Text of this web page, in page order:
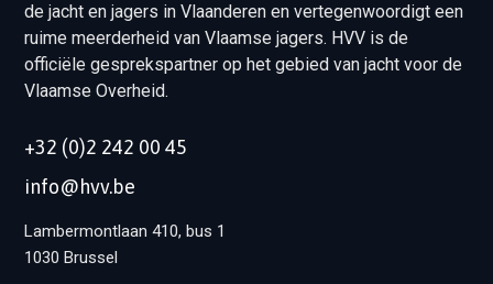
de jacht en jagers in Vlaanderen en vertegenwoordigt een
ruime meerderheid van Vlaamse jagers. HVV is de
officiële gesprekspartner op het gebied van jacht voor de
Vlaamse Overheid.
+32 (0)2 242 00 45
info@hvv.be
Lambermontlaan 410, bus 1
1030 Brussel